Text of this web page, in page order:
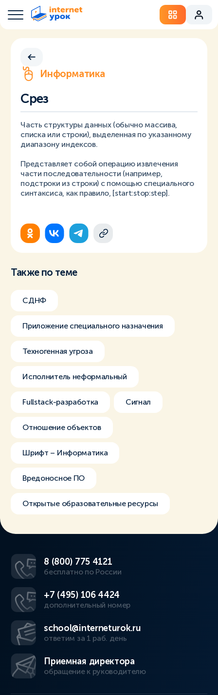
Информатика
Срез
Часть структуры данных (обычно массива,
списка или строки), выделенная по указанному
диапазону индексов.
Представляет собой операцию извлечения
части последовательности (например,
подстроки из строки) с помощью специального
синтаксиса, как правило, [start:stop:step].
Также по теме
СДНФ
Приложение специального назначения
Техногенная угроза
Исполнитель неформальный
Fullstack-разработка Сигнал
Отношение объектов
Шрифт – Информатика
Вредоносное ПО
Открытые образовательные ресурсы
8 (800) 775 4121
бесплатно по России
+7 (495) 106 4424
дополнительный номер
school@interneturok.ru
ответим за 1 раб. день
Приемная директора
обращение к руководителю